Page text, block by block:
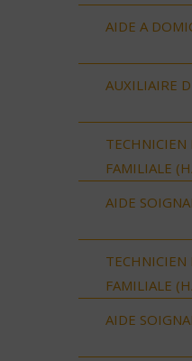
AIDE A
AUXILIAIRE
TECHNICIEN
FAMILIALE
AIDE
TECHNICIEN
FAMILIALE
AIDE